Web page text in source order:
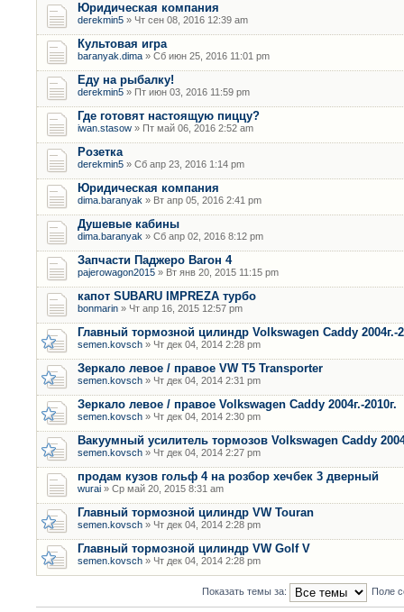
Юридическая компания
derekmin5 » Чт сен 08, 2016 12:39 am
Культовая игра
baranyak.dima » Сб июн 25, 2016 11:01 pm
Еду на рыбалку!
derekmin5 » Пт июн 03, 2016 11:59 pm
Где готовят настоящую пиццу?
iwan.stasow » Пт май 06, 2016 2:52 am
Розетка
derekmin5 » Сб апр 23, 2016 1:14 pm
Юридическая компания
dima.baranyak » Вт апр 05, 2016 2:41 pm
Душевые кабины
dima.baranyak » Сб апр 02, 2016 8:12 pm
Запчасти Паджеро Вагон 4
pajerowagon2015 » Вт янв 20, 2015 11:15 pm
капот SUBARU IMPREZA турбо
bonmarin » Чт апр 16, 2015 12:57 pm
Главный тормозной цилиндр Volkswagen Caddy 2004г.-
semen.kovsch » Чт дек 04, 2014 2:28 pm
Зеркало левое / правое VW T5 Transporter
semen.kovsch » Чт дек 04, 2014 2:31 pm
Зеркало левое / правое Volkswagen Caddy 2004г.-2010г.
semen.kovsch » Чт дек 04, 2014 2:30 pm
Вакуумный усилитель тормозов Volkswagen Caddy
semen.kovsch » Чт дек 04, 2014 2:27 pm
продам кузов гольф 4 на розбор хечбек 3 дверный
wurai » Ср май 20, 2015 8:31 am
Главный тормозной цилиндр VW Touran
semen.kovsch » Чт дек 04, 2014 2:28 pm
Главный тормозной цилиндр VW Golf V
semen.kovsch » Чт дек 04, 2014 2:28 pm
Показать темы за: Поле